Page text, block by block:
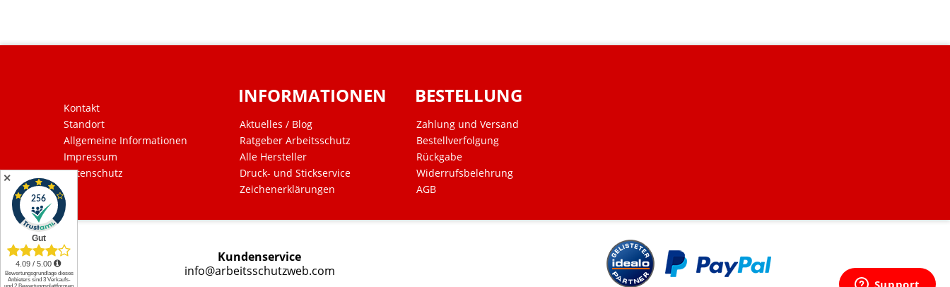
Kontakt
Standort
Allgemeine Informationen
Impressum
Datenschutz
INFORMATIONEN
Aktuelles / Blog
Ratgeber Arbeitsschutz
Alle Hersteller
Druck- und Stickservice
Zeichenerklärungen
BESTELLUNG
Zahlung und Versand
Bestellverfolgung
Rückgabe
Widerrufsbelehrung
AGB
Kundenservice
info@arbeitsschutzweb.com
✕